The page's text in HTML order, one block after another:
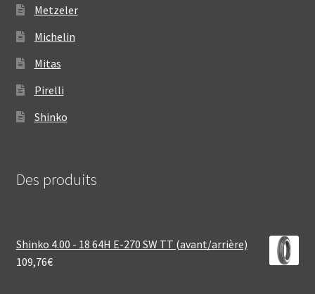
Metzeler
Michelin
Mitas
Pirelli
Shinko
Des produits
Shinko 4.00 - 18 64H E-270 SW TT (avant/arrière)
109,76€